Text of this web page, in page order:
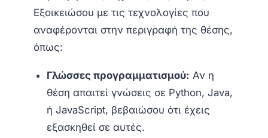
Εξοικειώσου με τις τεχνολογίες που
αναφέρονται στην περιγραφή της θέσης,
όπως:
Γλώσσες προγραμματισμού: Αν η
θέση απαιτεί γνώσεις σε Python, Java,
ή JavaScript, βεβαιώσου ότι έχεις
εξασκηθεί σε αυτές.